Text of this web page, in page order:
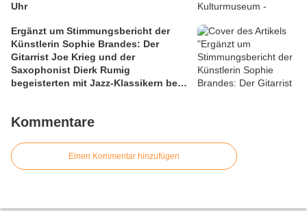
Uhr
Ergänzt um Stimmungsbericht der
Künstlerin Sophie Brandes: Der
Gitarrist Joe Krieg und der
Saxophonist Dierk Rumig
begeisterten mit Jazz-Klassikern beim
Eindrucksvoll gewürdigt von Sophie
Kommentare
Einen Kommentar hinzufügen